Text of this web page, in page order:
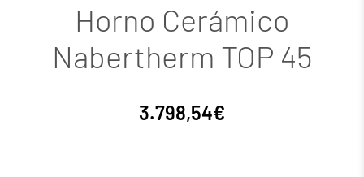
Horno Cerámico
Nabertherm TOP 45
3.798,54€